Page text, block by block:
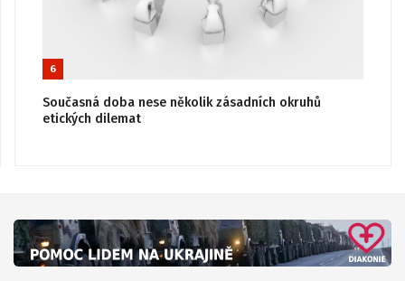
6
Současná doba nese několik zásadních okruhů
etických dilemat